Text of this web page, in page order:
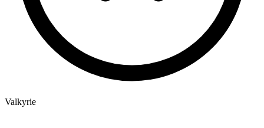
Valkyrie